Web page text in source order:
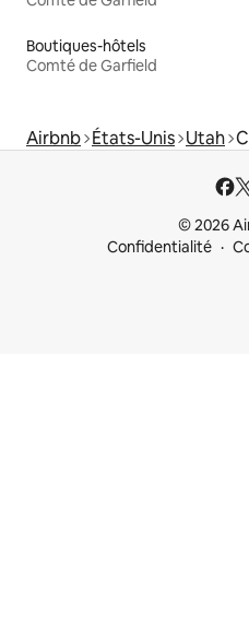
Boutiques-hôtels
Comté de Garfield
Airbnb États-Unis Utah
© 2026
Confidentialité